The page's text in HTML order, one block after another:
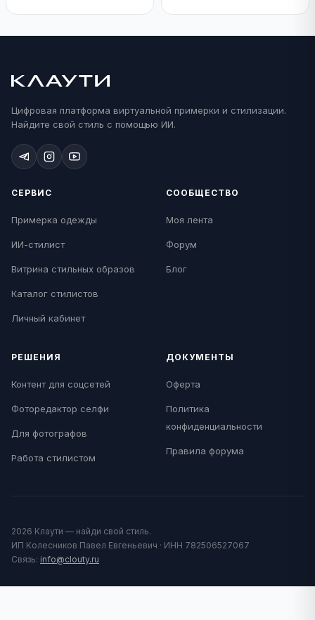
Цифровая платформа виртуальной примерки и стилизации.
Найдите свой стиль с помощью ИИ.
СЕРВИС
Примерка одежды
ИИ-стилист
Витрина стильных образов
Каталог стилистов
Личный кабинет
СООБЩЕСТВО
Моя лента
Форум
Блог
РЕШЕНИЯ
Контент для соцсетей
Фоторедактор селфи
Для фотографов
Работа стилистом
ДОКУМЕНТЫ
Оферта
Политика
конфиденциальности
Правила форума
2026 Клаути — найди свой стиль.
ИП Колесников Павел Евгеньевич · ИНН 782506527067
Связь: info@clouty.ru